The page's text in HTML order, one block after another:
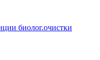
биолог.очистки